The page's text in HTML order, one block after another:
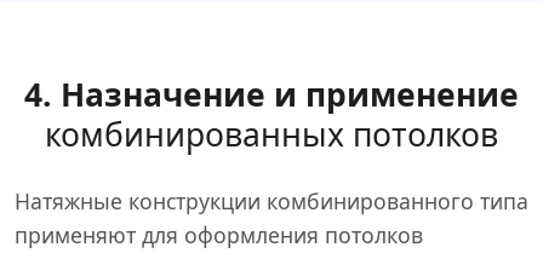
4. Назначение и применение
комбинированных потолков
Натяжные конструкции комбинированного типа
применяют для оформления потолков